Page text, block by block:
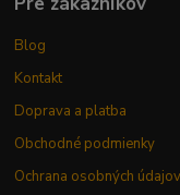
Blog
Kontakt
Doprava a platba
Obchodné podmienky
Ochrana osobných údajov